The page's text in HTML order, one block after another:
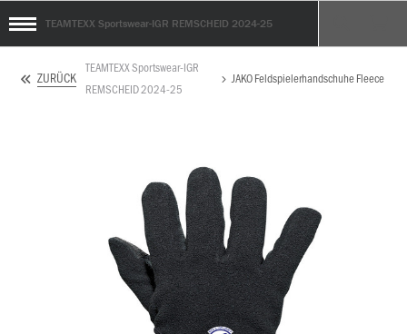
TEAMTEXX Sportswear-IGR REMSCHEID 2024-25
ZURÜCK
TEAMTEXX Sportswear-IGR
REMSCHEID 2024-25
JAKO Feldspielerhandschuhe Fleece